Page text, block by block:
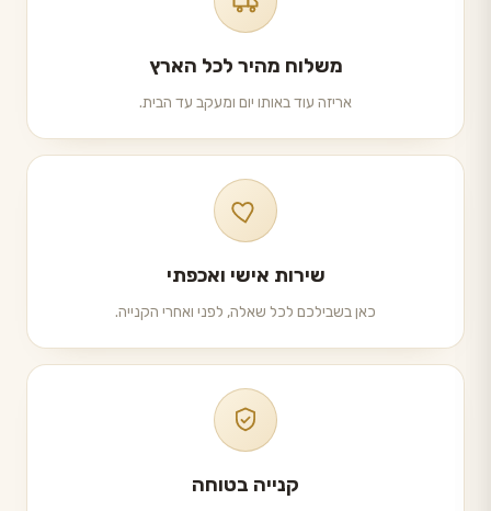
משלוח מהיר לכל הארץ
אריזה עוד באותו יום ומעקב עד הבית.
שירות אישי ואכפתי
כאן בשבילכם לכל שאלה, לפני ואחרי הקנייה.
קנייה בטוחה